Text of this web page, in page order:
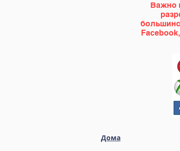
Важно
Дома